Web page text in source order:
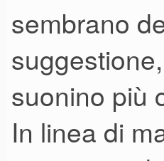
sembrano
suonino più
In linea di